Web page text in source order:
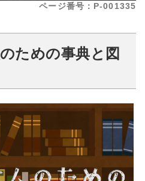
ページ番号：P-001335
ための事典と図